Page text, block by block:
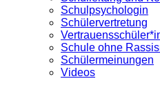
Schulpsychologin
Schülervertretung
Schule ohne
Schülermeinungen
Videos